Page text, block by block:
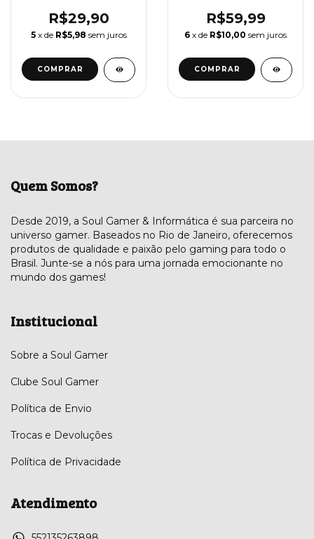
R$29,90
5 x de R$5,98 sem juros
Lite Fonte 100-240v
Bivolt
R$59,99
6 x de R$10,00 sem juros
Quem Somos?
Desde 2019, a Soul Gamer & Informática é sua parceira no
universo gamer. Baseados no Rio de Janeiro, oferecemos
produtos de qualidade e paixão pelo gaming para todo o
Brasil. Junte-se a nós para uma jornada emocionante no
mundo dos games!
Institucional
Sobre a Soul Gamer
Clube Soul Gamer
Política de Envio
Trocas e Devoluções
Política de Privacidade
Atendimento